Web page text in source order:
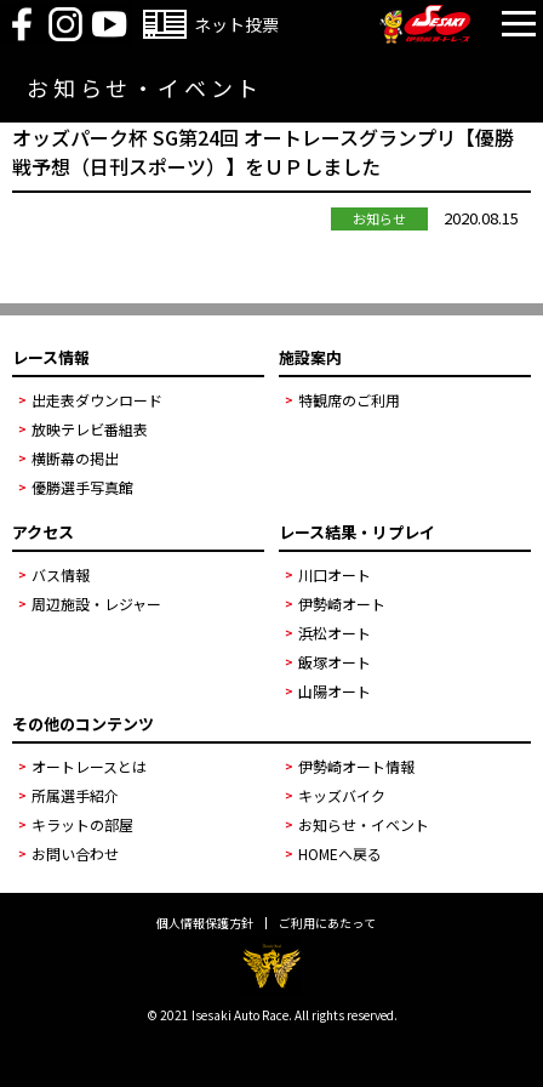
ネット投票
お知らせ・イベント
オッズパーク杯 SG第24回 オートレースグランプリ【優勝
戦予想（日刊スポーツ）】をＵＰしました
お知らせ 2020.08.15
レース情報
出走表ダウンロード
放映テレビ番組表
横断幕の掲出
優勝選手写真館
施設案内
特観席のご利用
アクセス
バス情報
周辺施設・レジャー
レース結果・リプレイ
川口オート
伊勢崎オート
浜松オート
飯塚オート
山陽オート
その他のコンテンツ
オートレースとは
伊勢崎オート情報
所属選手紹介
キッズバイク
キラットの部屋
お知らせ・イベント
お問い合わせ
HOMEへ戻る
個人情報保護方針 ご利用にあたって
© 2021 Isesaki Auto Race. All rights reserved.